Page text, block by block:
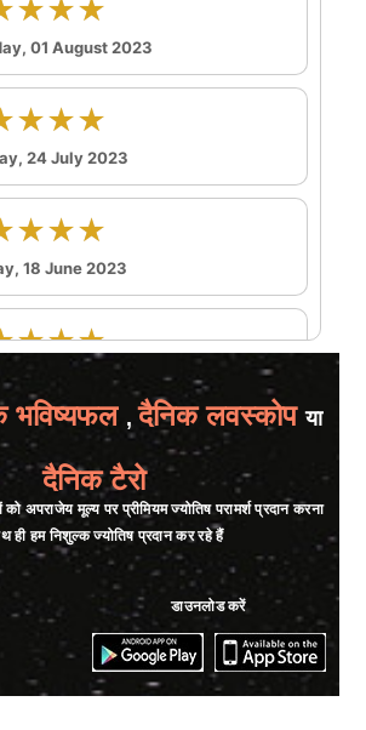
01 August 2023
24 July 2023
18 June 2023
16 June 2023
11 June 2023
10 June 2023
भविष्यफल , दैनिक लवस्कोपया
दैनिक टैरो
को अपराजेय मूल्य पर प्रीमियम ज्योतिष परामर्श प्रदान करना
ही हम निशुल्क ज्योतिष प्रदान कर रहे हैं
डाउनलोड करें